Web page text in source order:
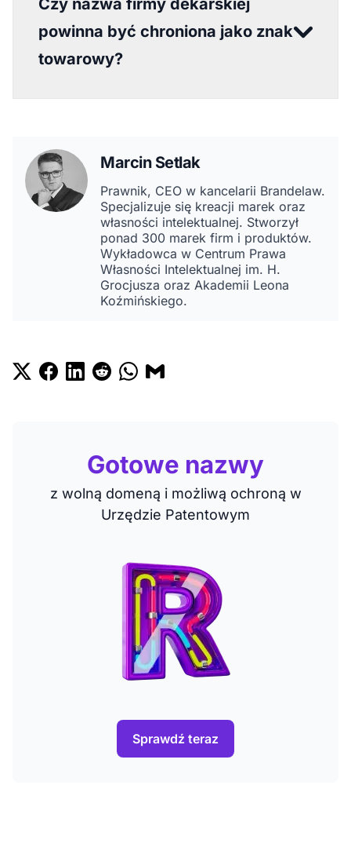
Czy nazwa firmy dekarskiej
powinna być chroniona jako znak
towarowy?
Marcin Setlak
Prawnik, CEO w kancelarii Brandelaw.
Specjalizuje się kreacji marek oraz
własności intelektualnej. Stworzył
ponad 300 marek firm i produktów.
Wykładowca w Centrum Prawa
Własności Intelektualnej im. H.
Grocjusza oraz Akademii Leona
Koźmińskiego.
Gotowe nazwy
z wolną domeną i możliwą ochroną w
Urzędzie Patentowym
Sprawdź teraz